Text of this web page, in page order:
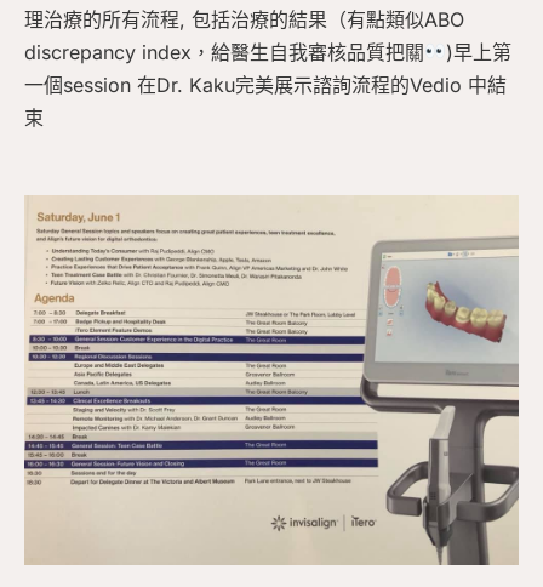
理治療的所有流程, 包括治療的結果（有點類似ABO
discrepancy index，給醫生自我審核品質把關
)早上第
一個session 在Dr. Kaku完美展示諮詢流程的Vedio 中結
束